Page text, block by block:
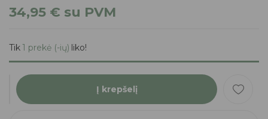
34,95 € su PVM
Tik1 prekė (-ių) liko!
Į krepšelį